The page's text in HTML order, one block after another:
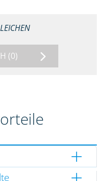
(0)